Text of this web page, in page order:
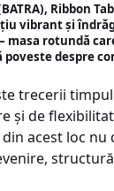
Ribbon
vibrant și
rotundă
despre
trecerii
și de
acest loc